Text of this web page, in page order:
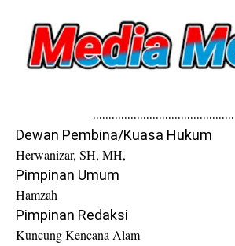
Dewan Pembina/Kuasa Hukum
Herwanizar, SH, MH,
Pimpinan Umum
Hamzah
Pimpinan Redaksi
Kuncung Kencana Alam